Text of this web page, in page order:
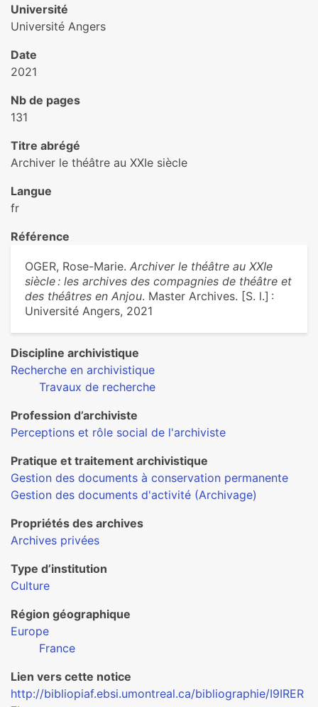
Université
Université Angers
Date
2021
Nb de pages
131
Titre abrégé
Archiver le théâtre au XXIe siècle
Langue
fr
Référence
OGER, Rose-Marie. Archiver le théâtre au XXIe
siècle : les archives des compagnies de théâtre et
des théâtres en Anjou. Master Archives. [S. l.] :
Université Angers, 2021
Discipline archivistique
Recherche en archivistique
Travaux de recherche
Profession d’archiviste
Perceptions et rôle social de l'archiviste
Pratique et traitement archivistique
Gestion des documents à conservation permanente
Gestion des documents d'activité (Archivage)
Propriétés des archives
Archives privées
Type d’institution
Culture
Région géographique
Europe
France
Lien vers cette notice
http://bibliopiaf.ebsi.umontreal.ca/bibliographie/I9IRER